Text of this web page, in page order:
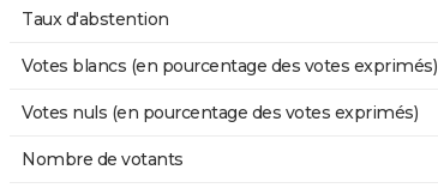
Taux d'abstention
Votes blancs (en pourcentage des votes exprimés)
Votes nuls (en pourcentage des votes exprimés)
Nombre de votants